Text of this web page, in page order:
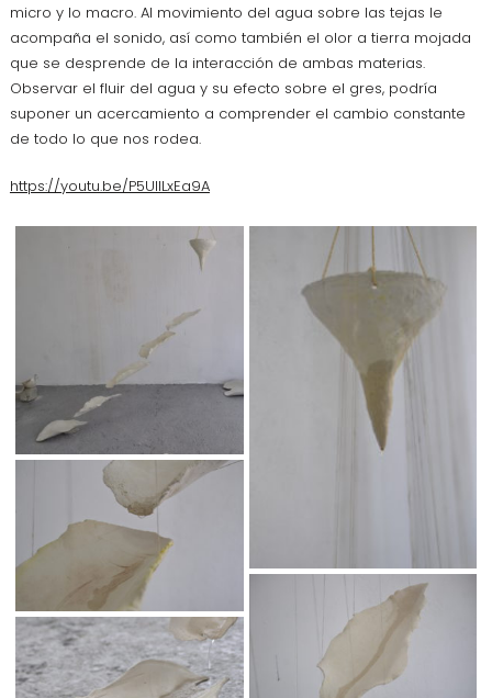
micro y lo macro. Al movimiento del agua sobre las tejas le
acompaña el sonido, así como también el olor a tierra mojada
que se desprende de la interacción de ambas materias.
Observar el fluir del agua y su efecto sobre el gres, podría
suponer un acercamiento a comprender el cambio constante
de todo lo que nos rodea.
https://youtu.be/P5UIlLxEa9A